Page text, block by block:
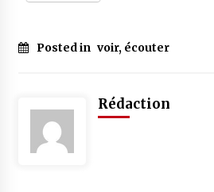
Posted in voir, écouter
Rédaction